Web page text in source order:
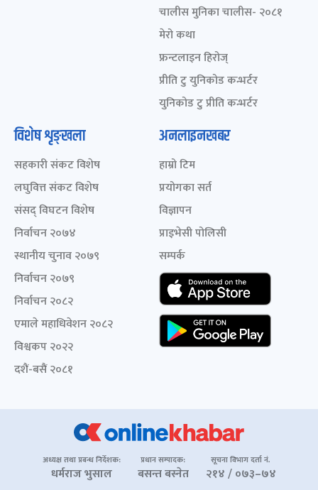
चालीस मुनिका चालीस- २०८१
मेरो कथा
फ्रन्टलाइन हिरोज्
प्रीति टु युनिकोड कन्भर्टर
युनिकोड टु प्रीति कन्भर्टर
विशेष शृङ्खला
सहकारी संकट विशेष
लघुवित्त संकट विशेष
संसद् विघटन विशेष
निर्वाचन २०७४
स्थानीय चुनाव २०७९
निर्वाचन २०७९
निर्वाचन २०८२
एमाले महाधिवेशन २०८२
विश्वकप २०२२
दशैं-बसैं २०८१
अनलाइनखबर
हाम्रो टिम
प्रयोगका सर्त
विज्ञापन
प्राइभेसी पोलिसी
सम्पर्क
अध्यक्ष तथा प्रबन्ध निर्देशक:
धर्मराज भुसाल
प्रधान सम्पादक:
बसन्त बस्नेत
सूचना विभाग दर्ता नं.
२१४ / ०७३–७४